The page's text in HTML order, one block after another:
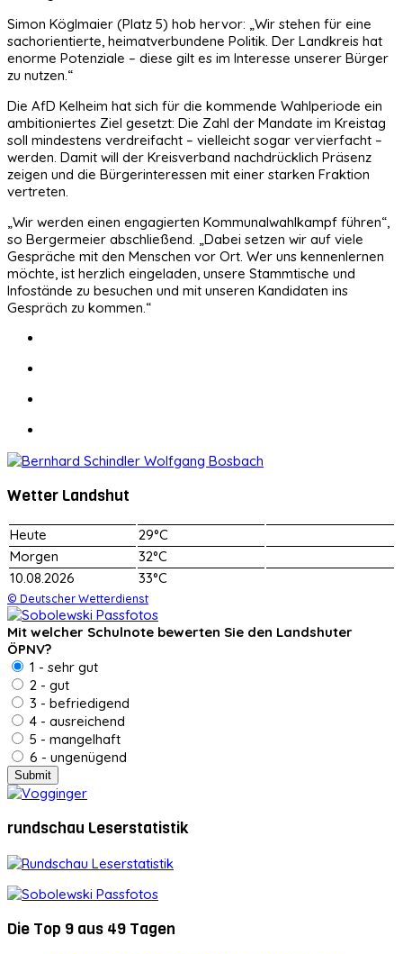
Simon Köglmaier (Platz 5) hob hervor: „Wir stehen für eine
sachorientierte, heimatverbundene Politik. Der Landkreis hat
enorme Potenziale – diese gilt es im Interesse unserer Bürger
zu nutzen.“
Die AfD Kelheim hat sich für die kommende Wahlperiode ein
ambitioniertes Ziel gesetzt: Die Zahl der Mandate im Kreistag
soll mindestens verdreifacht – vielleicht sogar vervierfacht –
werden. Damit will der Kreisverband nachdrücklich Präsenz
zeigen und die Bürgerinteressen mit einer starken Fraktion
vertreten.
„Wir werden einen engagierten Kommunalwahlkampf führen“,
so Bergermeier abschließend. „Dabei setzen wir auf viele
Gespräche mit den Menschen vor Ort. Wer uns kennenlernen
möchte, ist herzlich eingeladen, unsere Stammtische und
Infostände zu besuchen und mit unseren Kandidaten ins
Gespräch zu kommen.“
Wetter Landshut
Heute
29°C
Morgen
32°C
10.08.2026
33°C
© Deutscher Wetterdienst
Mit welcher Schulnote bewerten Sie den Landshuter
ÖPNV?
1 - sehr gut
2 - gut
3 - befriedigend
4 - ausreichend
5 - mangelhaft
6 - ungenügend
rundschau Leserstatistik
Die Top 9 aus 49 Tagen